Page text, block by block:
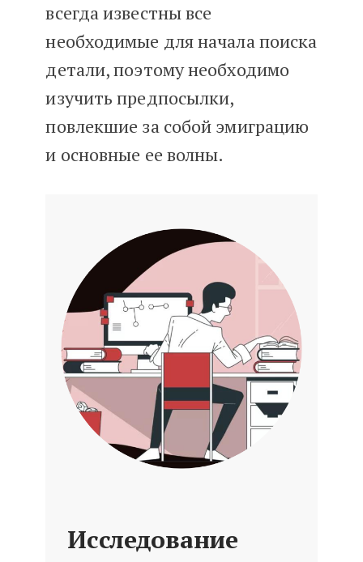
всегда известны все
необходимые для начала поиска
детали, поэтому необходимо
изучить предпосылки,
повлекшие за собой эмиграцию
и основные ее волны.
Исследование